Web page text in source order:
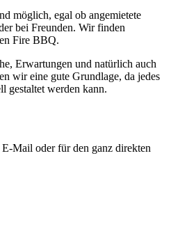
möglich, egal ob angemietete
bei Freunden. Wir finden
Fire BBQ.
Erwartungen und natürlich auch
wir eine gute Grundlage, da jedes
gestaltet werden kann.
Mail oder für den ganz direkten